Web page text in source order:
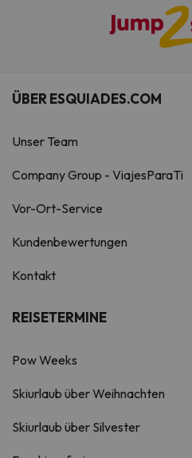
ÜBER ESQUIADES.COM
Unser Team
Company Group - ViajesParaTi
Vor-Ort-Service
Kundenbewertungen
Kontakt
REISETERMINE
Pow Weeks
Skiurlaub über Weihnachten
Skiurlaub über Silvester